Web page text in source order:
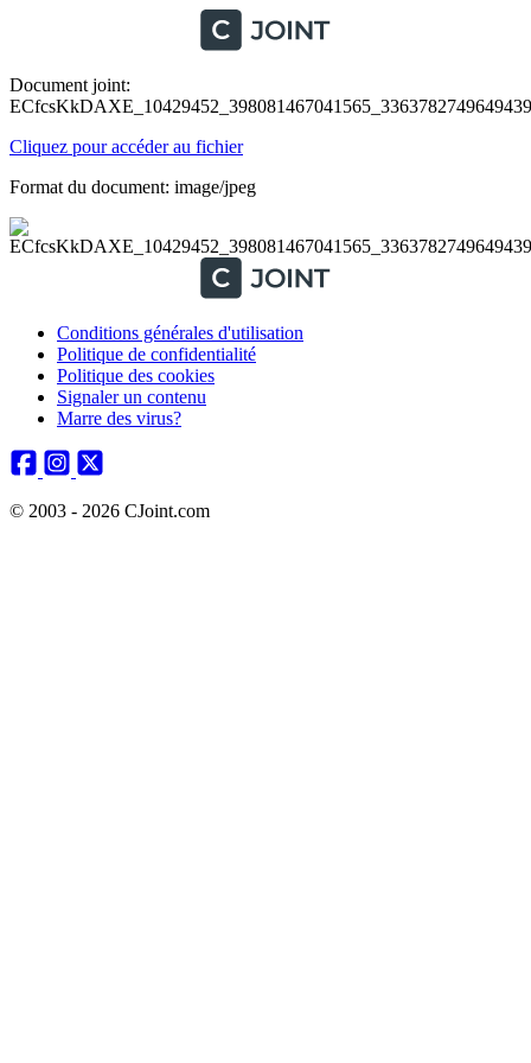
Document joint:
Cliquez pour accéder au fichier
Format du document: image/jpeg
Conditions générales d'utilisation
Politique de confidentialité
Politique des cookies
Signaler un contenu
Marre des virus?
© 2003 - 2026 CJoint.com